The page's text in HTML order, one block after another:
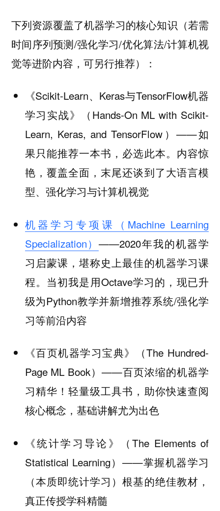
下列资源覆盖了机器学习的核心知识（若需
时间序列预测/强化学习/优化算法/计算机视
觉等进阶内容，可另行推荐）：
《Scikit-Learn、Keras与TensorFlow机器
学习实战》（Hands-On ML with Scikit-
Learn, Keras, and TensorFlow）——如
果只能推荐一本书，必选此本。内容惊
艳，覆盖全面，末尾还谈到了大语言模
型、强化学习与计算机视觉
机器学习专项课（Machine Learning
Specialization）——2020年我的机器学
习启蒙课，堪称史上最佳的机器学习课
程。当初我是用Octave学习的，现已升
级为Python教学并新增推荐系统/强化学
习等前沿内容
《百页机器学习宝典》（The Hundred-
Page ML Book）——百页浓缩的机器学
习精华！轻量级工具书，助你快速查阅
核心概念，基础讲解尤为出色
《统计学习导论》（The Elements of
Statistical Learning）——掌握机器学习
（本质即统计学习）根基的绝佳教材，
真正传授学科精髓